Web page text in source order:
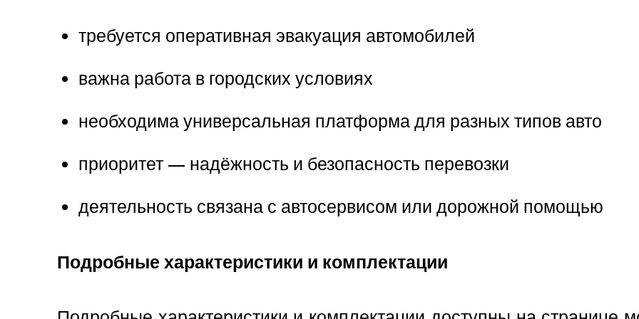
требуется оперативная эвакуация автомобилей
важна работа в городских условиях
необходима универсальная платформа для разных типов авто
приоритет — надёжность и безопасность перевозки
деятельность связана с автосервисом или дорожной помощью
Подробные характеристики и комплектации